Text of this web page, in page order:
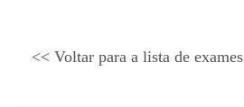
<< Voltar para a lista de exames